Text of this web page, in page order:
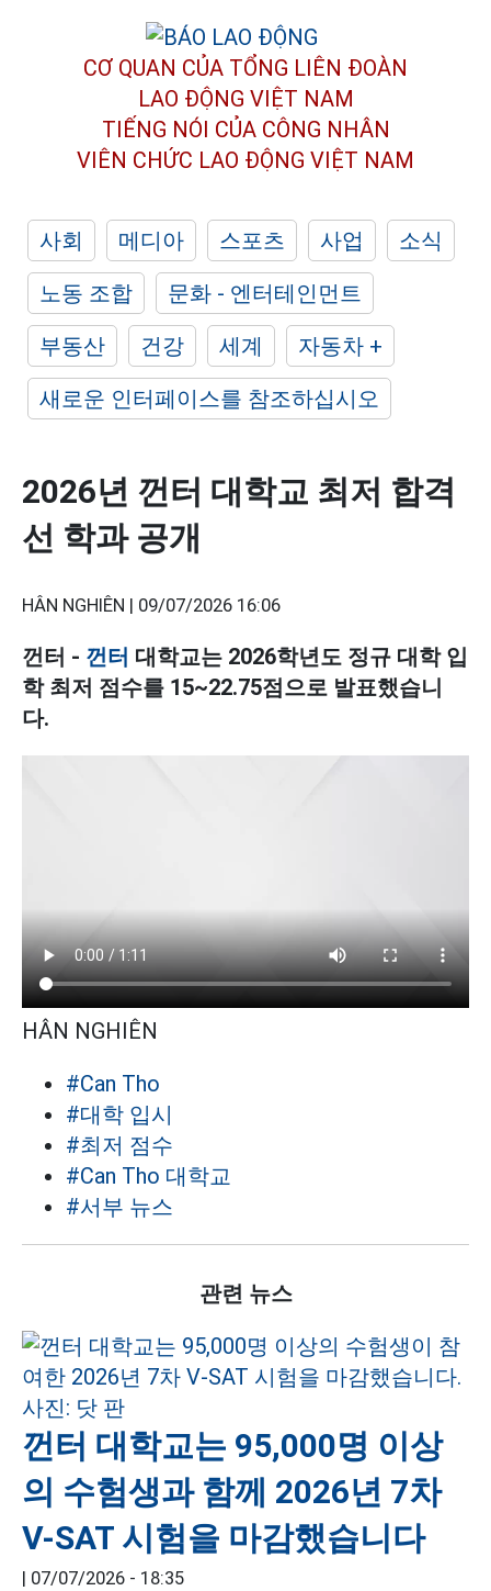
CƠ QUAN CỦA TỔNG LIÊN ĐOÀN
LAO ĐỘNG VIỆT NAM
TIẾNG NÓI CỦA CÔNG NHÂN
VIÊN CHỨC LAO ĐỘNG VIỆT NAM
사회 메디아 스포츠 사업
소식
노동 조합
문화 - 엔터테인먼트
부동산
건강 세계
자동차 +
새로운 인터페이스를 참조하십시오
2026년 껀터 대학교 최저 합격
선 학과 공개
HÂN NGHIÊN | 09/07/2026 16:06
껀터 - 껀터 대학교는 2026학년도 정규 대학 입
학 최저 점수를 15~22.75점으로 발표했습니
다.
HÂN NGHIÊN
#Can Tho
#대학 입시
#최저 점수
#Can Tho 대학교
#서부 뉴스
관련 뉴스
껀터 대학교는 95,000명 이상
의 수험생과 함께 2026년 7차
V-SAT 시험을 마감했습니다
| 07/07/2026 - 18:35